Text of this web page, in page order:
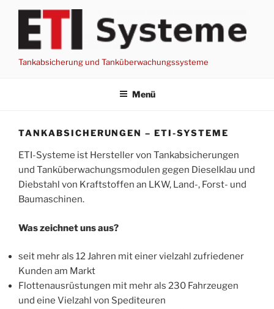
Zum
springen
Tankabsicherung und Tanküberwachungssysteme
Menü
TANKABSICHERUNGEN – ETI-SYSTEME
ETI-Systeme ist Hersteller von Tankabsicherungen
und Tanküberwachungsmodulen gegen Dieselklau und
Diebstahl von Kraftstoffen an LKW, Land-, Forst- und
Baumaschinen.
Was zeichnet uns aus?
seit mehr als 12 Jahren mit einer vielzahl zufriedener
Kunden am Markt
Flottenausrüstungen mit mehr als 230 Fahrzeugen
und eine Vielzahl von Spediteuren